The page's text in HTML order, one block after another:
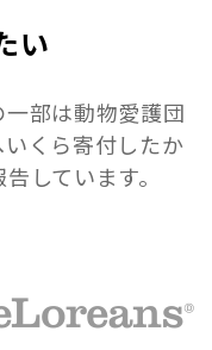
い
部は動物愛護団
くら寄付したか
しています。